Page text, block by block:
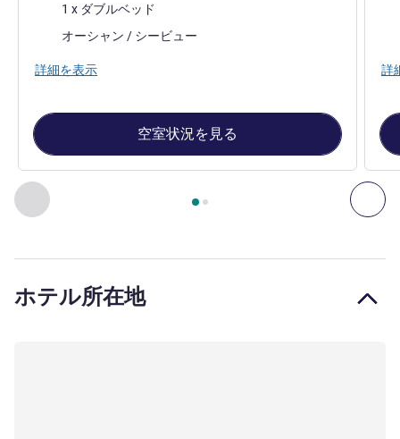
前に戻る - 客室 次
2 ページ中 , 客室 1 : Standard room with sea-front
1 x ダブルベッド
ビュー:オーシャン / シービュー
詳細を表示
空室状況を見る
詳
ホテル所在地